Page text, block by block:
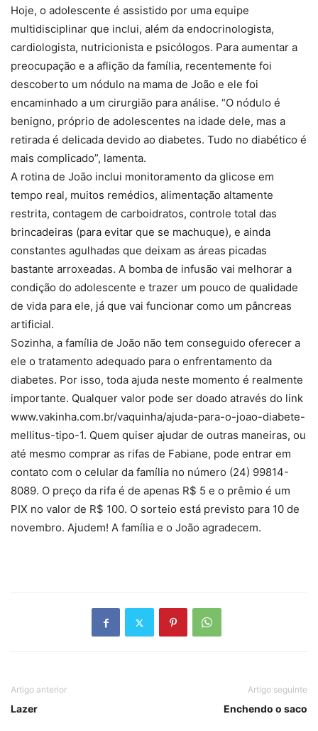
Hoje, o adolescente é assistido por uma equipe
multidisciplinar que inclui, além da endocrinologista,
cardiologista, nutricionista e psicólogos. Para aumentar a
preocupação e a aflição da família, recentemente foi
descoberto um nódulo na mama de João e ele foi
encaminhado a um cirurgião para análise. “O nódulo é
benigno, próprio de adolescentes na idade dele, mas a
retirada é delicada devido ao diabetes. Tudo no diabético é
mais complicado”, lamenta.
A rotina de João inclui monitoramento da glicose em
tempo real, muitos remédios, alimentação altamente
restrita, contagem de carboidratos, controle total das
brincadeiras (para evitar que se machuque), e ainda
constantes agulhadas que deixam as áreas picadas
bastante arroxeadas. A bomba de infusão vai melhorar a
condição do adolescente e trazer um pouco de qualidade
de vida para ele, já que vai funcionar como um pâncreas
artificial.
Sozinha, a família de João não tem conseguido oferecer a
ele o tratamento adequado para o enfrentamento da
diabetes. Por isso, toda ajuda neste momento é realmente
importante. Qualquer valor pode ser doado através do link
www.vakinha.com.br/vaquinha/ajuda-para-o-joao-diabete-
mellitus-tipo-1. Quem quiser ajudar de outras maneiras, ou
até mesmo comprar as rifas de Fabiane, pode entrar em
contato com o celular da família no número (24) 99814-
8089. O preço da rifa é de apenas R$ 5 e o prêmio é um
PIX no valor de R$ 100. O sorteio está previsto para 10 de
novembro. Ajudem! A família e o João agradecem.
Artigo anterior
Lazer
Artigo seguinte
Enchendo o saco